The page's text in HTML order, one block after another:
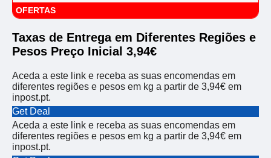
OFERTAS
Taxas de Entrega em Diferentes Regiões e
Pesos Preço Inicial 3,94€
Aceda a este link e receba as suas encomendas em
diferentes regiões e pesos em kg a partir de 3,94€ em
inpost.pt.
Get Deal
Aceda a este link e receba as suas encomendas em
diferentes regiões e pesos em kg a partir de 3,94€ em
inpost.pt.